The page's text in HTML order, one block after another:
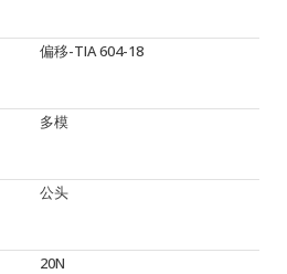
偏移-TIA 604-18
多模
公头
20N